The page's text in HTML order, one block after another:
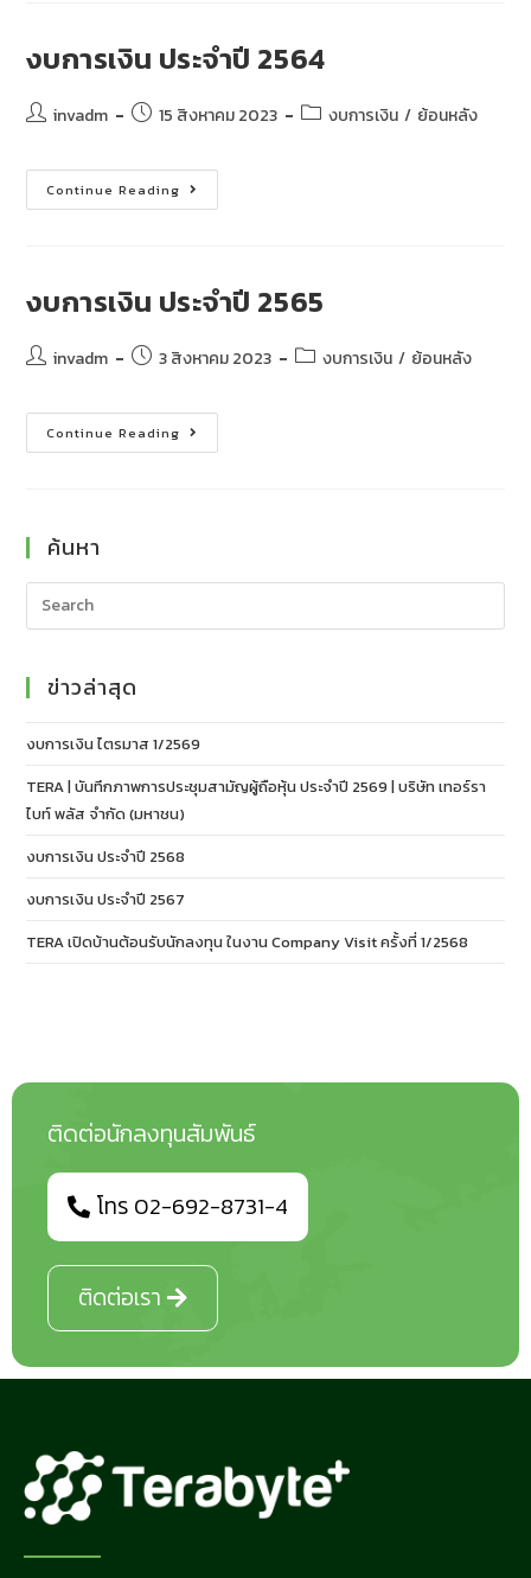
งบการเงิน ประจำปี 2564
invadm 15 สิงหาคม 2023 งบการเงิน / ย้อนหลัง
Continue Reading
งบการเงิน ประจำปี 2565
invadm 3 สิงหาคม 2023 งบการเงิน / ย้อนหลัง
Continue Reading
ค้นหา
ข่าวล่าสุด
งบการเงิน ไตรมาส 1/2569
TERA | บันทึกภาพการประชุมสามัญผู้ถือหุ้น ประจำปี 2569 | บริษัท เทอร์รา
ไบท์ พลัส จำกัด (มหาชน)
งบการเงิน ประจำปี 2568
งบการเงิน ประจำปี 2567
TERA เปิดบ้านต้อนรับนักลงทุน ในงาน Company Visit ครั้งที่ 1/2568
ติดต่อนักลงทุนสัมพันธ์
โทร 02-692-8731-4
ติดต่อเรา